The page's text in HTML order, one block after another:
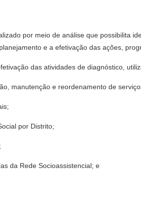
por meio de análise que possibilita
e a efetivação das ações,
das atividades de diagnóstico,
manutenção e reordenamento de
por Distrito;
da Rede Socioassistencial; e